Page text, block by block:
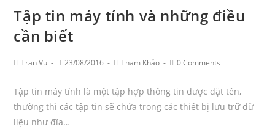
Tập tin máy tính và những điều
cần biết
PostTran Vu
Post23/08/2016
PostTham Khảo
Post0 Comments
Tập tin máy tính là một tập hợp thông tin được đặt tên,
thường thì các tập tin sẽ chứa trong các thiết bị lưu trữ dữ
liệu như đĩa…